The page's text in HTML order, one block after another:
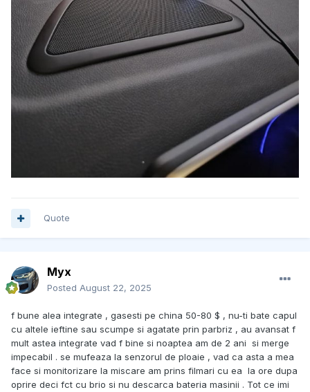
Quote
Myx
Posted August 22, 2025
f bune alea integrate , gasesti pe china 50-80 $ , nu-ti bate capul
cu altele ieftine sau scumpe si agatate prin parbriz , au avansat f
mult astea integrate vad f bine si noaptea am de 2 ani si merge
impecabil . se mufeaza la senzorul de ploaie , vad ca asta a mea
face si monitorizare la miscare am prins filmari cu ea la ore dupa
oprire deci fct cu brio si nu descarca bateria masinii . Tot ce imi